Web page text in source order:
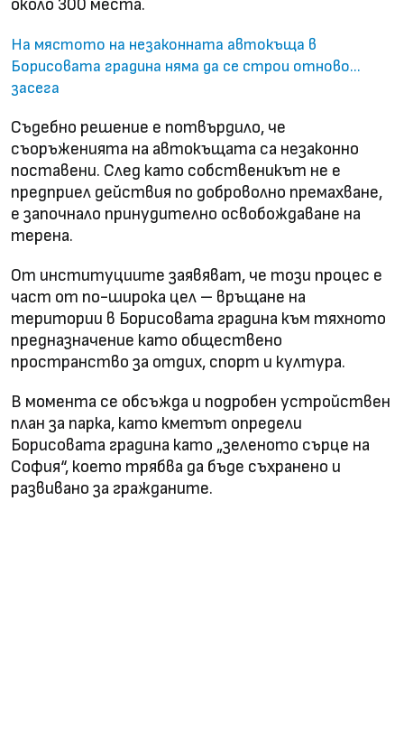
около 300 места.
На мястото на незаконната автокъща в
Борисовата градина няма да се строи отново...
засега
Съдебно решение е потвърдило, че
съоръженията на автокъщата са незаконно
поставени. След като собственикът не е
предприел действия по доброволно премахване,
е започнало принудително освобождаване на
терена.
От институциите заявяват, че този процес е
част от по-широка цел – връщане на
територии в Борисовата градина към тяхното
предназначение като обществено
пространство за отдих, спорт и култура.
В момента се обсъжда и подробен устройствен
план за парка, като кметът определи
Борисовата градина като „зеленото сърце на
София“, което трябва да бъде съхранено и
развивано за гражданите.